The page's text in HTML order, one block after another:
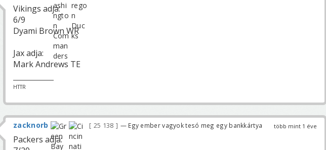
Vikings adja:
6/9
Dyami Brown WR
Jax adja:
Mark Andrews TE
HTTR
több mint 1 éve
zacknorb 25 138 — Egy ember vagyok tesó meg egy bankkártya
Packers adja: